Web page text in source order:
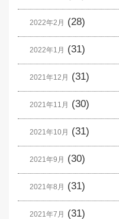
2022年2月 (28)
2022年1月 (31)
2021年12月 (31)
2021年11月 (30)
2021年10月 (31)
2021年9月 (30)
2021年8月 (31)
2021年7月 (31)